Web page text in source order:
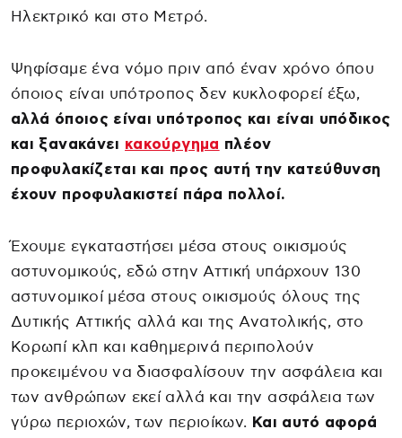
Ηλεκτρικό και στο Μετρό.
Ψηφίσαμε ένα νόμο πριν από έναν χρόνο όπου
όποιος είναι υπότροπος δεν κυκλοφορεί έξω,
αλλά όποιος είναι υπότροπος και είναι υπόδικος
και ξανακάνει κακούργημα πλέον
προφυλακίζεται και προς αυτή την κατεύθυνση
έχουν προφυλακιστεί πάρα πολλοί.
Έχουμε εγκαταστήσει μέσα στους οικισμούς
αστυνομικούς, εδώ στην Αττική υπάρχουν 130
αστυνομικοί μέσα στους οικισμούς όλους της
Δυτικής Αττικής αλλά και της Ανατολικής, στο
Κορωπί κλπ και καθημερινά περιπολούν
προκειμένου να διασφαλίσουν την ασφάλεια και
των ανθρώπων εκεί αλλά και την ασφάλεια των
γύρω περιοχών, των περιοίκων. Και αυτό αφορά